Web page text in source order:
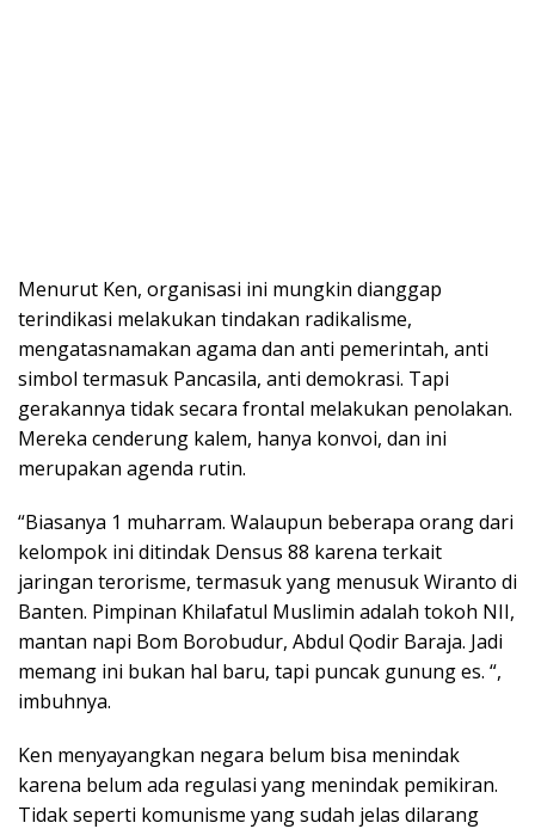
Menurut Ken, organisasi ini mungkin dianggap
terindikasi melakukan tindakan radikalisme,
mengatasnamakan agama dan anti pemerintah, anti
simbol termasuk Pancasila, anti demokrasi. Tapi
gerakannya tidak secara frontal melakukan penolakan.
Mereka cenderung kalem, hanya konvoi, dan ini
merupakan agenda rutin.
“Biasanya 1 muharram. Walaupun beberapa orang dari
kelompok ini ditindak Densus 88 karena terkait
jaringan terorisme, termasuk yang menusuk Wiranto di
Banten. Pimpinan Khilafatul Muslimin adalah tokoh NII,
mantan napi Bom Borobudur, Abdul Qodir Baraja. Jadi
memang ini bukan hal baru, tapi puncak gunung es. “,
imbuhnya.
Ken menyayangkan negara belum bisa menindak
karena belum ada regulasi yang menindak pemikiran.
Tidak seperti komunisme yang sudah jelas dilarang